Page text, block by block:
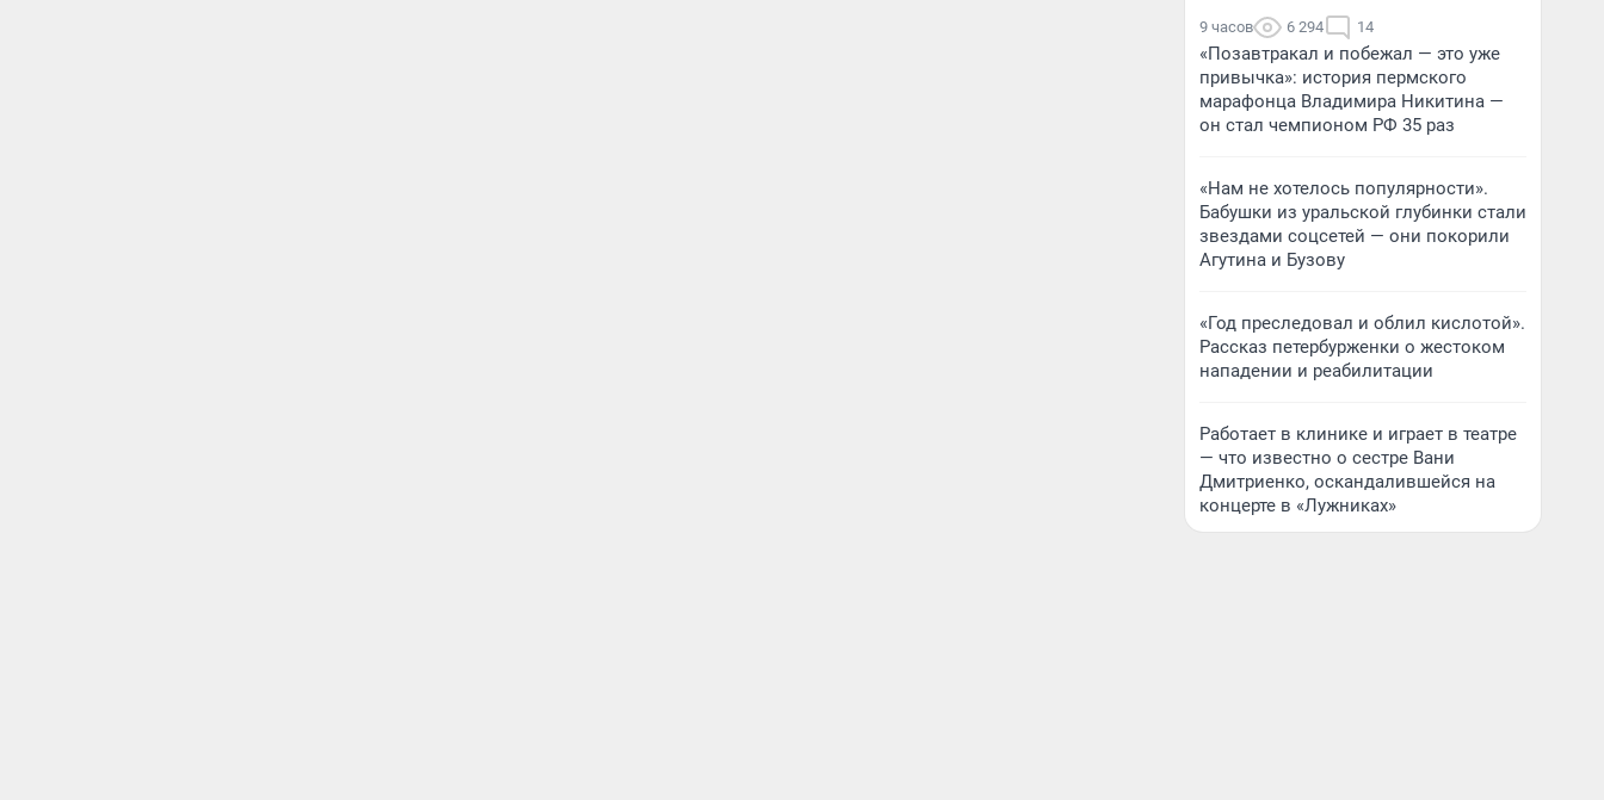
9 часов 6 294 14
«Позавтракал и побежал — это уже
привычка»: история пермского
марафонца Владимира Никитина —
он стал чемпионом РФ 35 раз
«Нам не хотелось популярности».
Бабушки из уральской глубинки стали
звездами соцсетей — они покорили
Агутина и Бузову
«Год преследовал и облил кислотой».
Рассказ петербурженки о жестоком
нападении и реабилитации
Работает в клинике и играет в театре
— что известно о сестре Вани
Дмитриенко, оскандалившейся на
концерте в «Лужниках»